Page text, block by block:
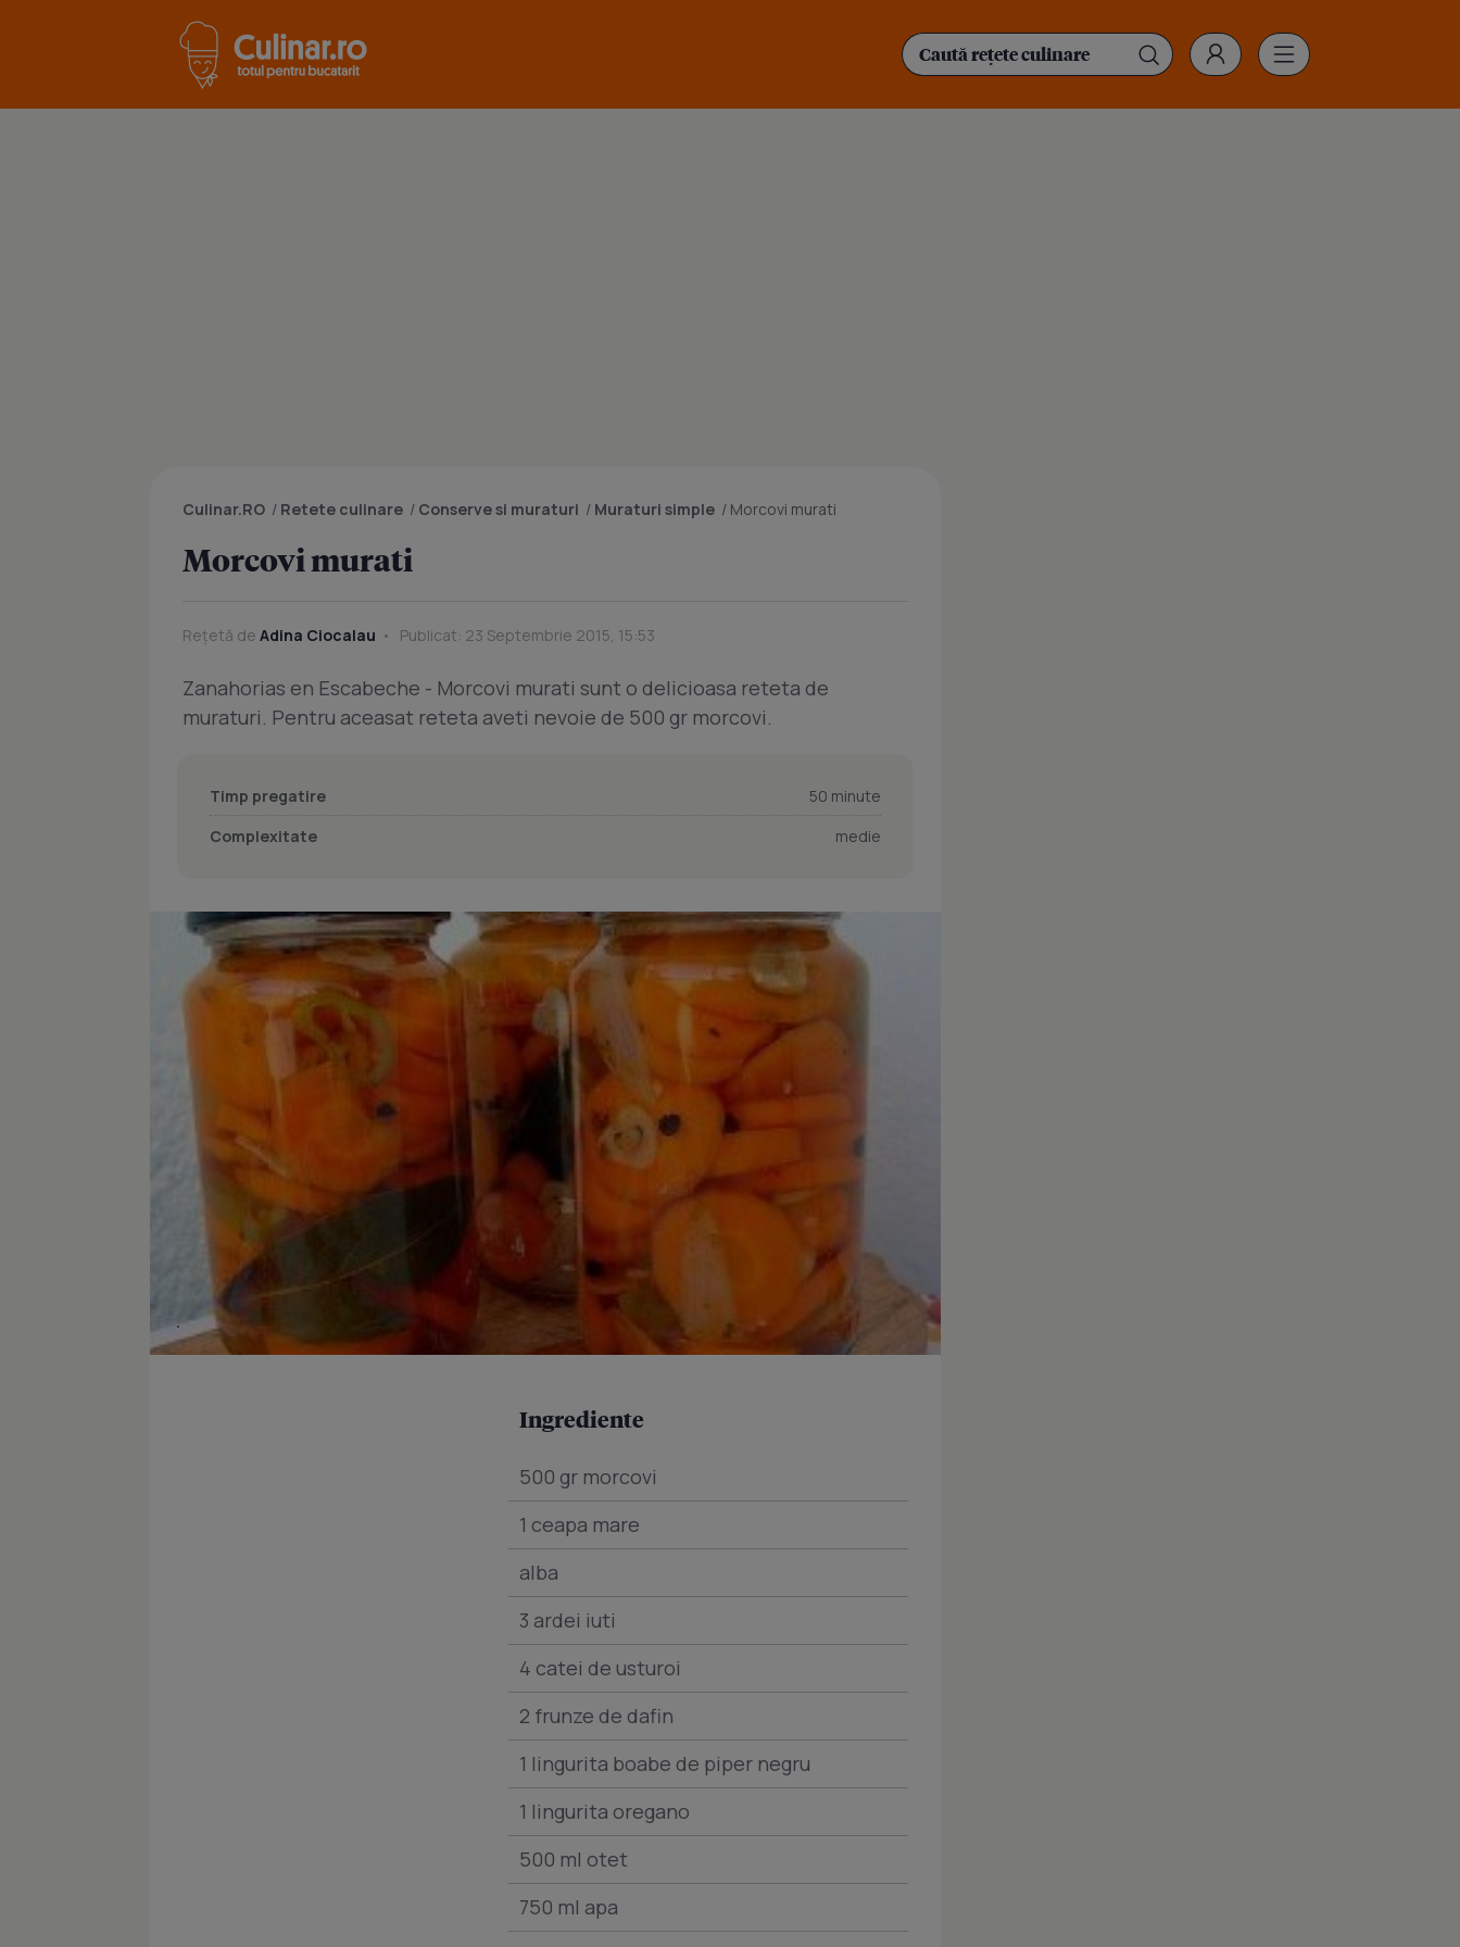
Culinar.RO / Retete culinare / Conserve si muraturi / Muraturi simple / Morcovi murati
Morcovi murati
Rețetă de Adina Ciocalau Publicat: 23 Septembrie 2015, 15:53
Zanahorias en Escabeche - Morcovi murati sunt o delicioasa reteta de
muraturi. Pentru aceasat reteta aveti nevoie de 500 gr morcovi.
Timp pregatire
50 minute
Complexitate
medie
Ingrediente
500 gr morcovi
1 ceapa mare
alba
3 ardei iuti
4 catei de usturoi
2 frunze de dafin
1 lingurita boabe de piper negru
1 lingurita oregano
500 ml otet
750 ml apa